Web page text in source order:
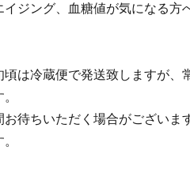
イジング、血糖値が気になる方
は冷蔵便で発送致しますが、
待ちいただく場合がございま